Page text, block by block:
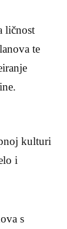
ličnost
te
kulturi
i
s